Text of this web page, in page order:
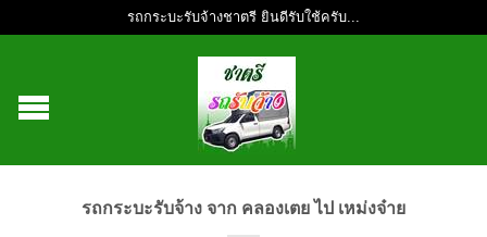
รถกระบะรับจ้างชาตรี ยินดีรับใช้ครับ...
รถกระบะรับจ้าง จาก คลองเตย ไป เหม่งจ๋าย